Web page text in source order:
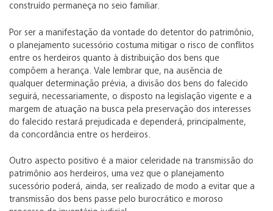
construído permaneça no seio familiar.
Por ser a manifestação da vontade do detentor do patrimônio,
o planejamento sucessório costuma mitigar o risco de conflitos
entre os herdeiros quanto à distribuição dos bens que
compõem a herança. Vale lembrar que, na ausência de
qualquer determinação prévia, a divisão dos bens do falecido
seguirá, necessariamente, o disposto na legislação vigente e a
margem de atuação na busca pela preservação dos interesses
do falecido restará prejudicada e dependerá, principalmente,
da concordância entre os herdeiros.
Outro aspecto positivo é a maior celeridade na transmissão do
patrimônio aos herdeiros, uma vez que o planejamento
sucessório poderá, ainda, ser realizado de modo a evitar que a
transmissão dos bens passe pelo burocrático e moroso